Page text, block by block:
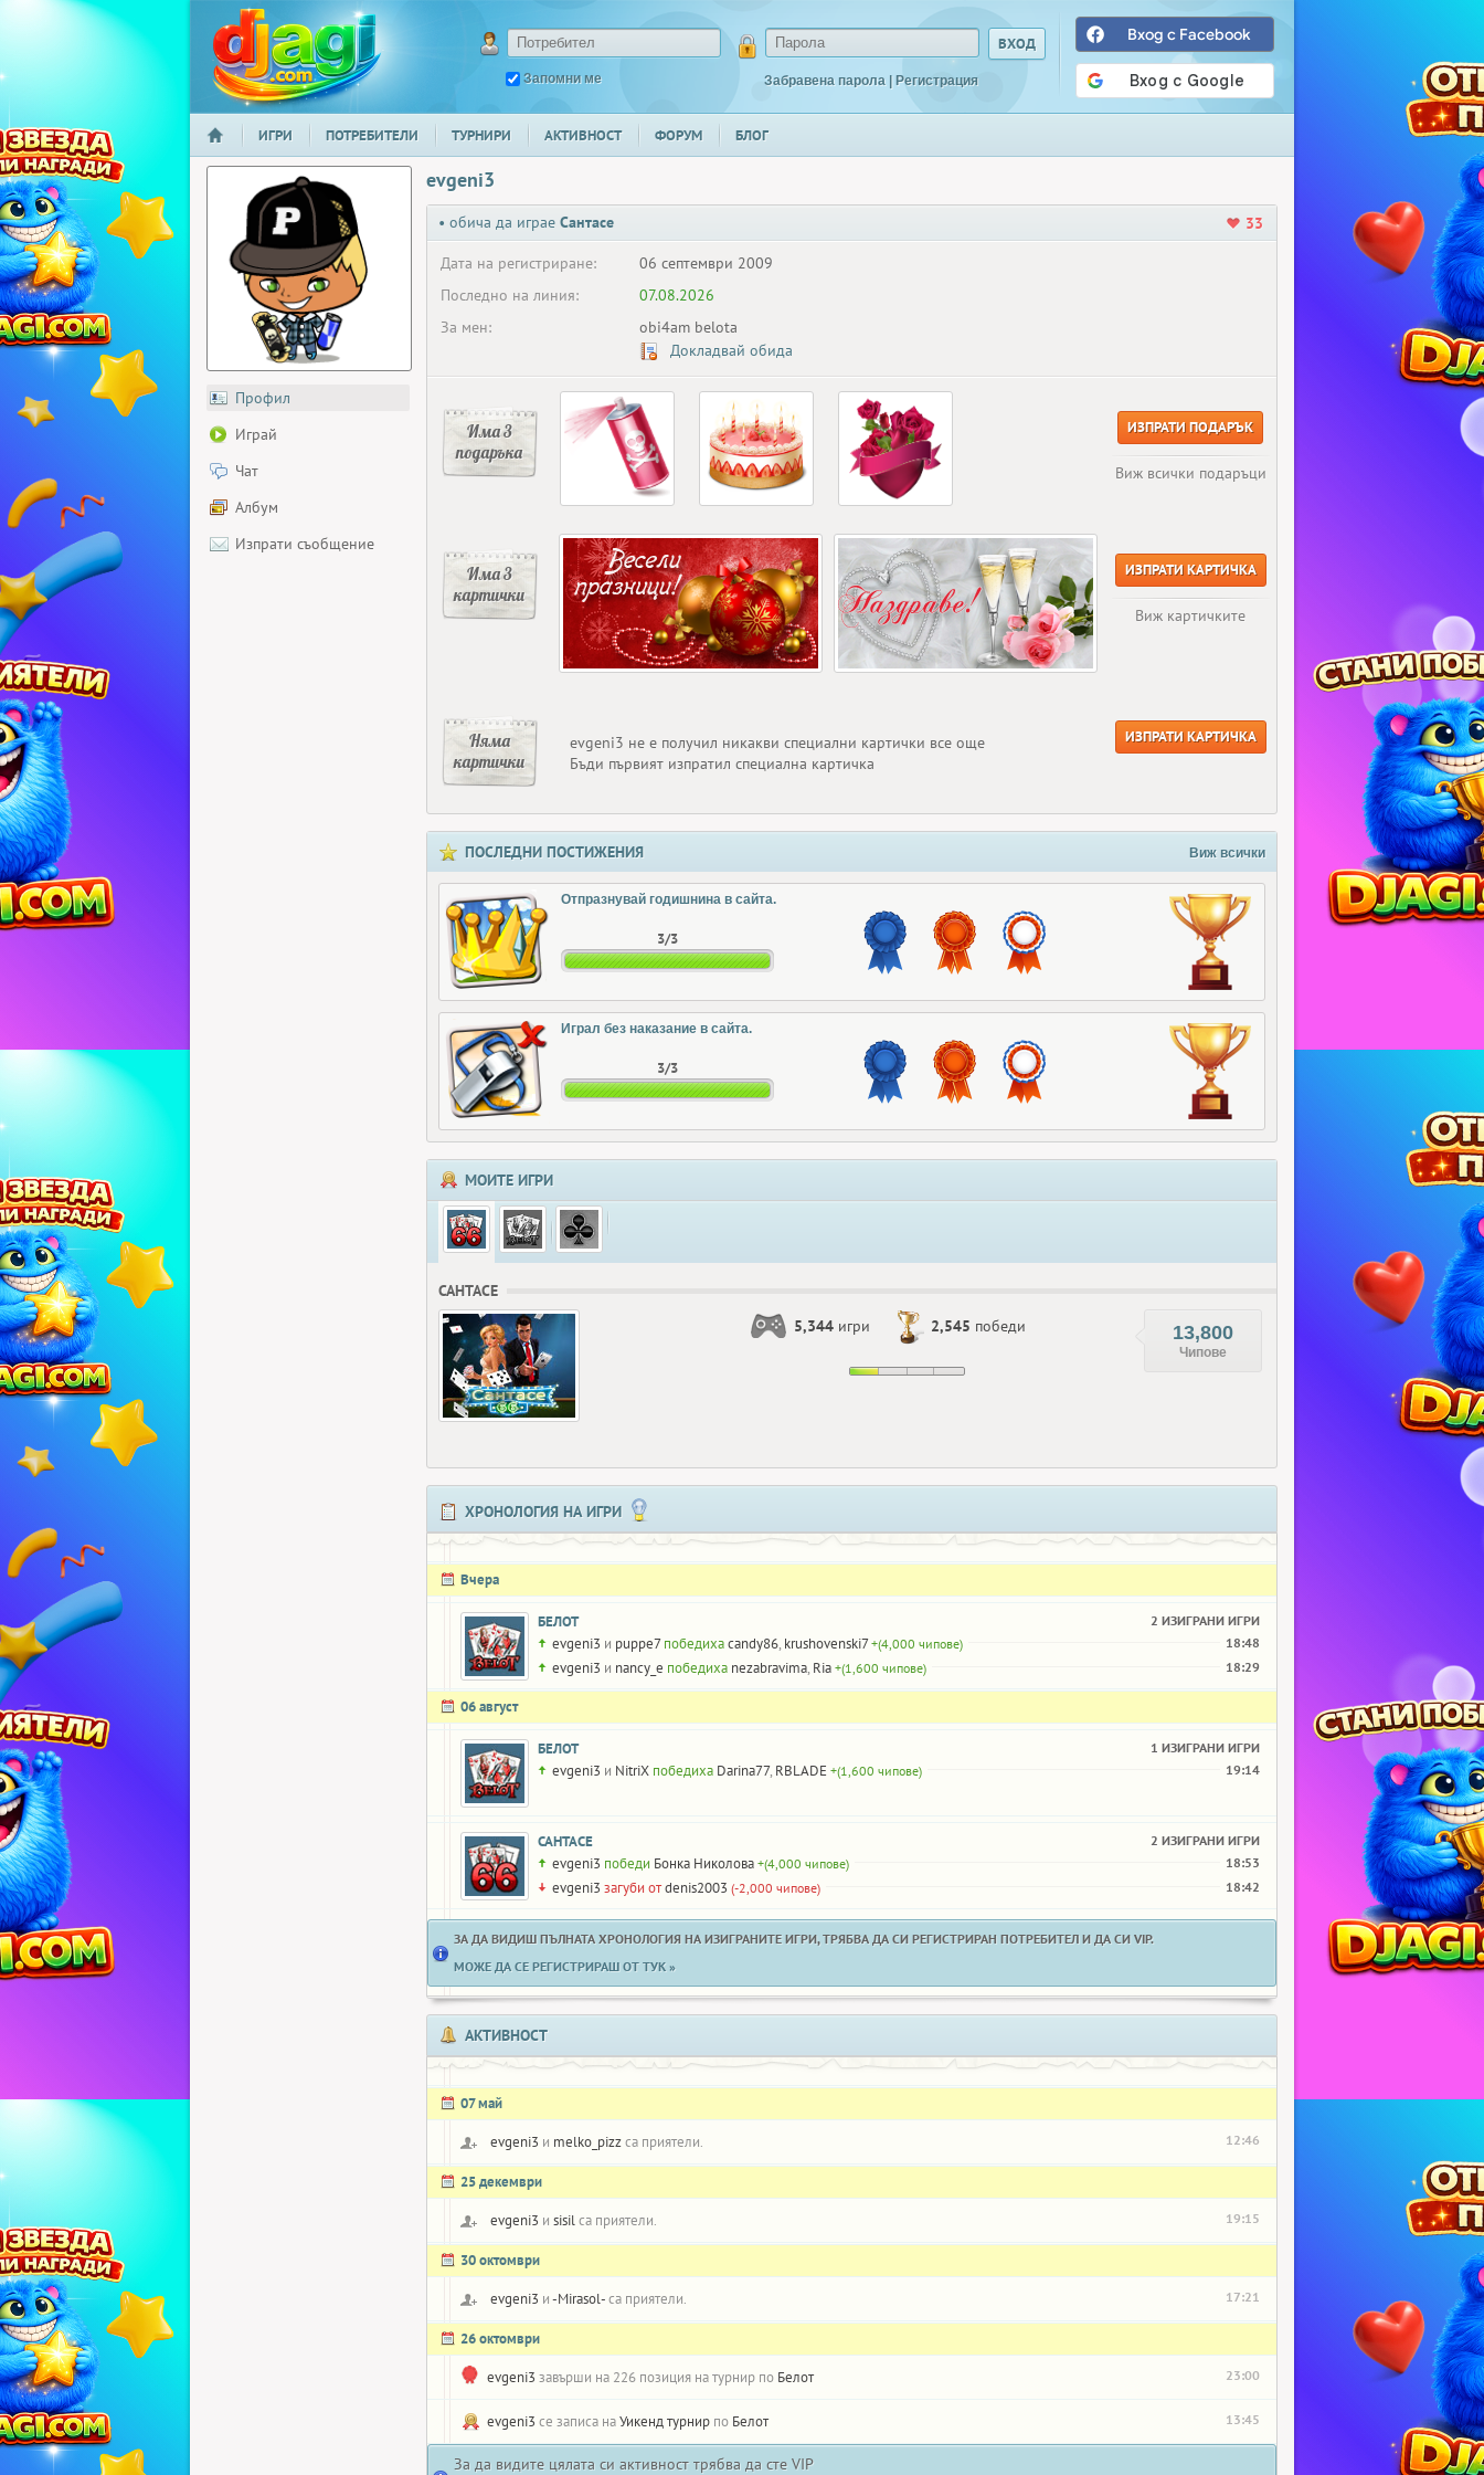
Запомни ме Забравена парола | Регистрация
Вход с Facebook
НАЧАЛО
ИГРИ ПОТРЕБИТЕЛИ ТУРНИРИ АКТИВНОСТ ФОРУМ БЛОГ
Профил
Играй
Чат
Албум
Изпрати съобщение
evgeni3
• обича да играе Сантасе
33
Дата на регистриране:
06 септември 2009
Последно на линия:
07.08.2026
За мен:
obi4am belota
Докладвай обида
Има 3
подаръка
ИЗПРАТИ ПОДАРЪК
Виж всички подаръци
Има 3
картички
ИЗПРАТИ КАРТИЧКА
Виж картичките
Няма
картички
evgeni3 не е получил никакви специални картички все още
Бъди първият изпратил специална картичка
ИЗПРАТИ КАРТИЧКА
ПОСЛЕДНИ ПОСТИЖЕНИЯ Виж всички
Отпразнувай годишнина в сайта.
3/3
Играл без наказание в сайта.
3/3
МОИТЕ ИГРИ
САНТАСЕ
5,344 игри 2,545 победи 13,800
Чипове
ХРОНОЛОГИЯ НА ИГРИ
Вчера
БЕЛОТ 2 ИЗИГРАНИ ИГРИ
evgeni3 и puppe7 победихаcandy86, krushovenski7 +(4,000 чипове) 18:48
evgeni3 и nancy_e победиха nezabravima, Ria +(1,600 чипове) 18:29
06 август
БЕЛОТ 1 ИЗИГРАНИ ИГРИ
evgeni3 и NitriX победиха Darina77, RBLADE +(1,600 чипове) 19:14
САНТАСЕ 2 ИЗИГРАНИ ИГРИ
evgeni3 победи Бонка Николова +(4,000 чипове) 18:53
evgeni3 загуби отdenis2003 (-2,000 чипове) 18:42
ЗА ДА ВИДИШ ПЪЛНАТА ХРОНОЛОГИЯ НА ИЗИГРАНИТЕ ИГРИ, ТРЯБВА ДА СИ РЕГИСТРИРАН ПОТРЕБИТЕЛ И ДА СИ VIP.
МОЖЕ ДА СЕ РЕГИСТРИРАШ ОТ ТУК »
АКТИВНОСТ
07 май
evgeni3 и melko_pizzса приятели. 12:46
25 декември
evgeni3 и sisilса приятели. 19:15
30 октомври
evgeni3 и-Mirasol-са приятели. 17:21
26 октомври
evgeni3 завърши на 226 позиция на турнир по Белот 23:00
evgeni3 се записа наУикенд турнир по Белот 13:45
За да видите цялата си активност трябва да сте VIP